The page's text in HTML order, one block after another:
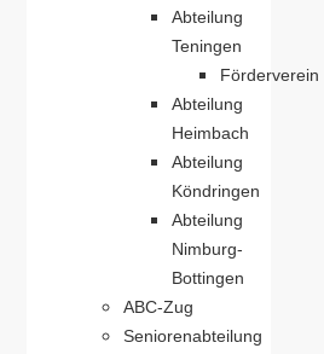
Abteilung
Teningen
Förderverein
Abteilung
Heimbach
Abteilung
Köndringen
Abteilung
Nimburg-
Bottingen
ABC-Zug
Seniorenabteilung